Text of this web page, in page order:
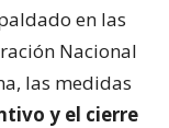
en las
Nacional
las medidas
y el cierre